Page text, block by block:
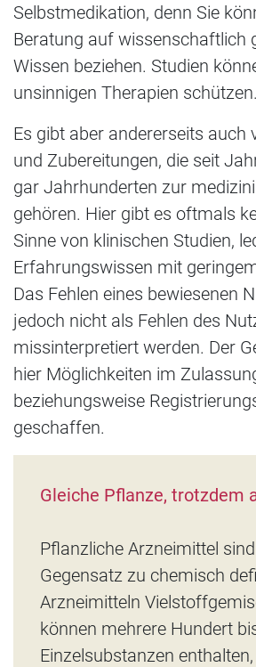
Selbstmedikation, denn Sie
Beratung auf wissenschaftlich
Wissen beziehen. Studien
unsinnigen Therapien schützen.
Es gibt aber andererseits auch
und Zubereitungen, die seit
gar Jahrhunderten zur
gehören. Hier gibt es oftmals
Sinne von klinischen Studien,
Erfahrungswissen mit
Das Fehlen eines bewiesenen
jedoch nicht als Fehlen des
missinterpretiert werden. Der
hier Möglichkeiten im
beziehungsweise
geschaffen.
Gleiche Pflanze, trotzdem
Pflanzliche Arzneimittel
Gegensatz zu chemisch
Arzneimitteln
können mehrere Hundert
Einzelsubstanzen